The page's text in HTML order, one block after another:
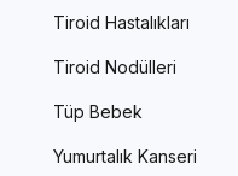
Tiroid Hastalıkları
Tiroid Nodülleri
Tüp Bebek
Yumurtalık Kanseri